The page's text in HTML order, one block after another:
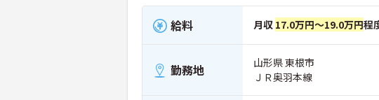
給料 月収 17.0万円～19.0万円程
勤務地
山形県 東根市
ＪＲ奥羽本線